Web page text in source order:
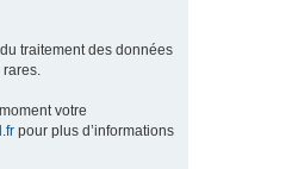
traitement des données
rares.
votre
pour plus d’informations